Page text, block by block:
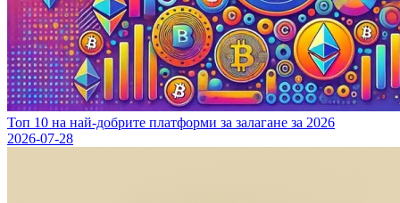
Топ 10 на най-добрите платформи за залагане за 2026
2026-07-28